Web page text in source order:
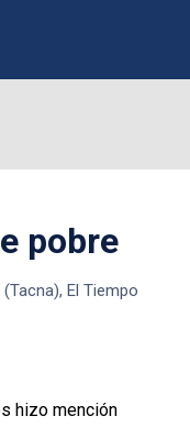
pobre
El Tiempo
hizo mención